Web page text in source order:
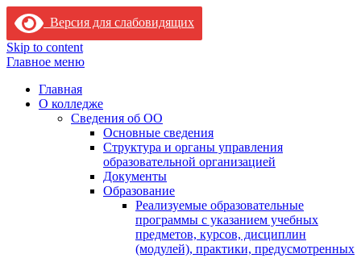
Версия для слабовидящих
Skip to content
Главное меню
Главная
О колледже
Сведения об ОО
Основные сведения
Структура и органы управления
образовательной организацией
Документы
Образование
Реализуемые образовательные
программы с указанием учебных
предметов, курсов, дисциплин
(модулей), практики, предусмотренных